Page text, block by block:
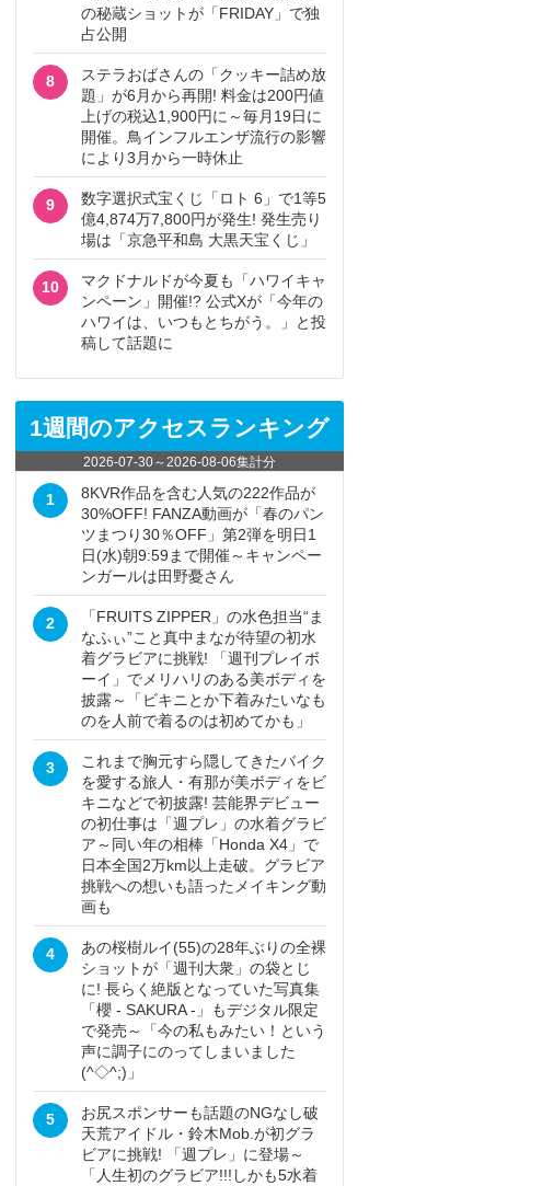
の秘蔵ショットが「FRIDAY」で独
占公開
8
ステラおばさんの「クッキー詰め放
題」が6月から再開! 料金は200円値
上げの税込1,900円に～毎月19日に
開催。鳥インフルエンザ流行の影響
により3月から一時休止
9
数字選択式宝くじ「ロト 6」で1等5
億4,874万7,800円が発生! 発生売り
場は「京急平和島 大黒天宝くじ」
10
マクドナルドが今夏も「ハワイキャ
ンペーン」開催!? 公式Xが「今年の
ハワイは、いつもとちがう。」と投
稿して話題に
1週間のアクセスランキング
2026-07-30～2026-08-06集計分
1
8KVR作品を含む人気の222作品が
30%OFF! FANZA動画が「春のパン
ツまつり30％OFF」第2弾を明日1
日(水)朝9:59まで開催～キャンペー
ンガールは田野憂さん
2
「FRUITS ZIPPER」の水色担当“ま
なふぃ”こと真中まなが待望の初水
着グラビアに挑戦! 「週刊プレイボ
ーイ」でメリハリのある美ボディを
披露～「ビキニとか下着みたいなも
のを人前で着るのは初めてかも」
3
これまで胸元すら隠してきたバイク
を愛する旅人・有那が美ボディをビ
キニなどで初披露! 芸能界デビュー
の初仕事は「週プレ」の水着グラビ
ア～同い年の相棒「Honda X4」で
日本全国2万km以上走破。グラビア
挑戦への想いも語ったメイキング動
画も
4
あの桜樹ルイ(55)の28年ぶりの全裸
ショットが「週刊大衆」の袋とじ
に! 長らく絶版となっていた写真集
「櫻 - SAKURA -」もデジタル限定
で発売～「今の私もみたい！という
声に調子にのってしまいました
(^◇^;)」
5
お尻スポンサーも話題のNGなし破
天荒アイドル・鈴木Mob.が初グラ
ビアに挑戦! 「週プレ」に登場～
「人生初のグラビア!!!しかも5水着